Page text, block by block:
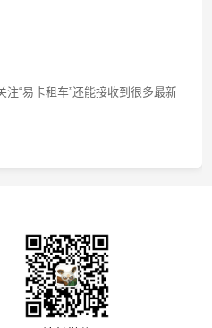
“易卡租车”还能接收到很多最新